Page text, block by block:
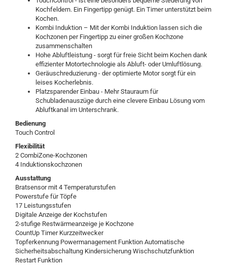
Kochfeldern. Ein Fingertipp genügt. Ein Timer unterstützt beim
Kochen.
Kombi Induktion – Mit der Kombi Induktion lassen sich die
Kochzonen per Fingertipp zu einer großen Kochzone
zusammenschalten
Hohe Abluftleistung - sorgt für freie Sicht beim Kochen dank
effizienter Motortechnologie als Abluft- oder Umluftlösung.
Geräuschreduzierung - der optimierte Motor sorgt für ein
leises Kocherlebnis.
Platzsparender Einbau - Mehr Stauraum für
Schubladenauszüge durch eine clevere Einbau Lösung vom
Abluftkanal im Unterschrank.
Bedienung
Touch Control
Flexibilität
2 CombiZone-Kochzonen
4 Induktionskochzonen
Ausstattung
Bratsensor mit 4 Temperaturstufen
Powerstufe für Töpfe
17 Leistungsstufen
Digitale Anzeige der Kochstufen
2-stufige Restwärmeanzeige je Kochzone
CountUp Timer Kurzzeitwecker
Topferkennung Powermanagement Funktion Automatische
Sicherheitsabschaltung Kindersicherung Wischschutzfunktion
Restart Funktion